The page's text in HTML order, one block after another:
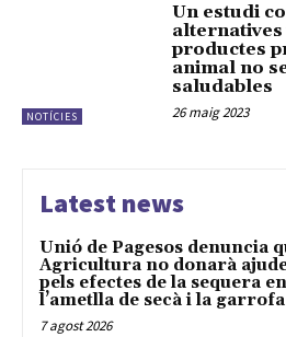
NOTÍCIES
Un estudi
alternatives
productes
animal no
saludables
26 maig 2023
Latest news
Unió de Pagesos denuncia
Agricultura no donarà
pels efectes de la sequera en
l’ametlla de secà i la garrofa
7 agost 2026